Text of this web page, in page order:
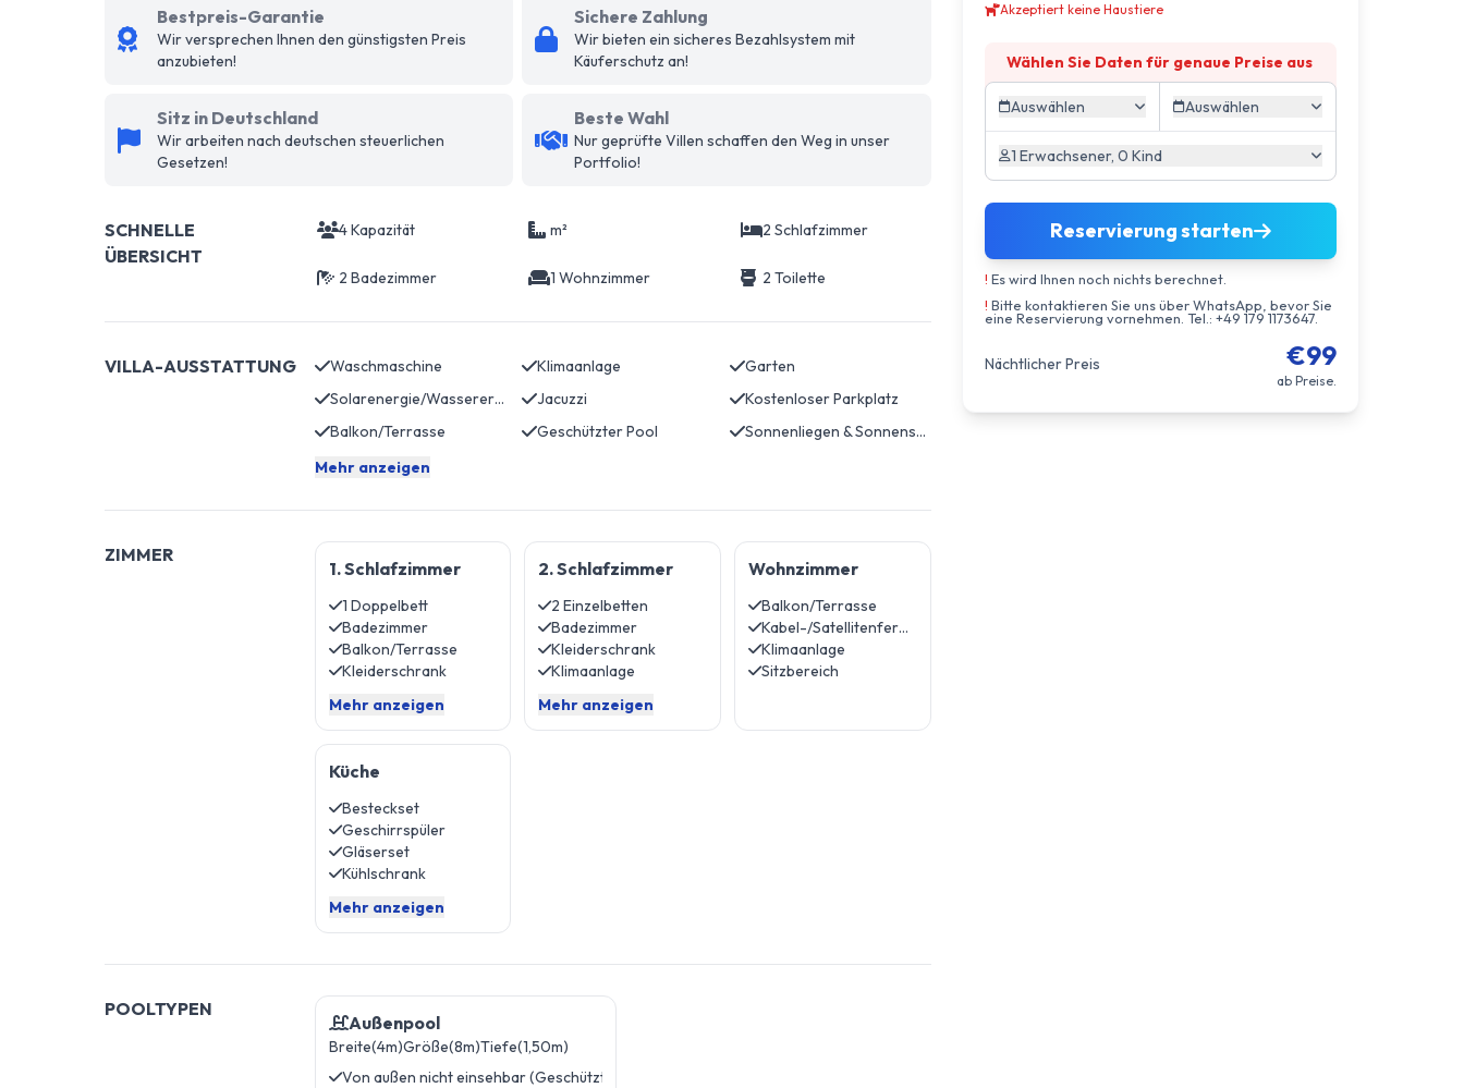
Bestpreis-Garantie
Wir versprechen Ihnen den günstigsten Preis
anzubieten!
Sichere Zahlung
Wir bieten ein sicheres Bezahlsystem mit
Käuferschutz an!
Sitz in Deutschland
Wir arbeiten nach deutschen steuerlichen
Gesetzen!
Beste Wahl
Nur geprüfte Villen schaffen den Weg in unser
Portfolio!
SCHNELLE
ÜBERSICHT
4 Kapazität m² 2 Schlafzimmer
2 Badezimmer 1 Wohnzimmer 2 Toilette
VILLA-AUSSTATTUNG Waschmaschine Klimaanlage
Garten
Solarenergie/Wassererwärmung
Jacuzzi
Kostenloser Parkplatz
Balkon/Terrasse
Geschützter Pool
Sonnenliegen & Sonnenschirme
Mehr anzeigen
ZIMMER
1. Schlafzimmer
1 Doppelbett
Badezimmer
Balkon/Terrasse
Kleiderschrank
Mehr anzeigen
2. Schlafzimmer
2 Einzelbetten
Badezimmer
Kleiderschrank
Klimaanlage
Mehr anzeigen
Wohnzimmer
Balkon/Terrasse
Kabel-/Satellitenfernsehen
Klimaanlage
Sitzbereich
Küche
Besteckset
Geschirrspüler
Gläserset
Kühlschrank
Mehr anzeigen
POOLTYPEN
Außenpool
Breite(4m)Größe(8m)Tiefe(1,50m)
Von außen nicht einsehbar (Geschützt)
Akzeptiert keine Haustiere
Wählen Sie Daten für genaue Preise aus
Auswählen Auswählen
1 Erwachsener, 0 Kind
Reservierung starten
! Es wird Ihnen noch nichts berechnet.
! Bitte kontaktieren Sie uns über WhatsApp, bevor Sie
eine Reservierung vornehmen. Tel.: +49 179 1173647.
Nächtlicher Preis €99
ab Preise.